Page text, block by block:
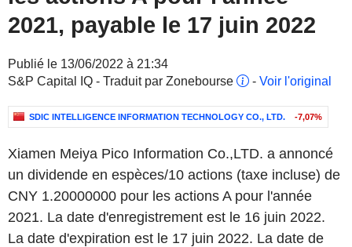
2021, payable le 17 juin 2022
Publié le 13/06/2022 à 21:34
S&P Capital IQ - Traduit par Zonebourse
- Voir l'original
SDIC INTELLIGENCE INFORMATION TECHNOLOGY CO., LTD. -7,07%
Xiamen Meiya Pico Information Co.,LTD. a annoncé
un dividende en espèces/10 actions (taxe incluse) de
CNY 1.20000000 pour les actions A pour l'année
2021. La date d'enregistrement est le 16 juin 2022.
La date d'expiration est le 17 juin 2022. La date de